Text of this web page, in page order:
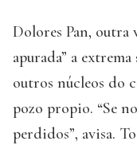
Dolores Pan, outra
apurada” a extrema
outros núcleos do
pozo propio. “Se
perdidos”, avisa.